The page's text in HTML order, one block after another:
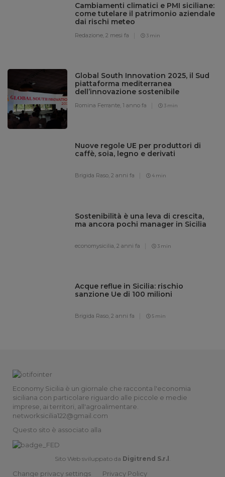
Cambiamenti climatici e PMI siciliane:
come tutelare il patrimonio aziendale
dai rischi meteo
Redazione,2 mesi fa 3 min
Global South Innovation 2025, il Sud
piattaforma mediterranea
dell’innovazione sostenibile
Romina Ferrante,1 anno fa 3 min
Nuove regole UE per produttori di
caffè, soia, legno e derivati
Brigida Raso,2 anni fa 4 min
Sostenibilità è una leva di crescita,
ma ancora pochi manager in Sicilia
economysicilia,2 anni fa 3 min
Acque reflue in Sicilia: rischio
sanzione Ue di 100 milioni
Brigida Raso,2 anni fa 5 min
Economy Sicilia è un giornale che racconta l'economia
siciliana con particolare riguardo alle piccole e medie
imprese, ai territori, all'agroalimentare.
networksicilia122@gmail.com
Questo sito è associato alla
Sito Web sviluppato da Digitrend S.r.l
Change privacy settings Privacy Policy